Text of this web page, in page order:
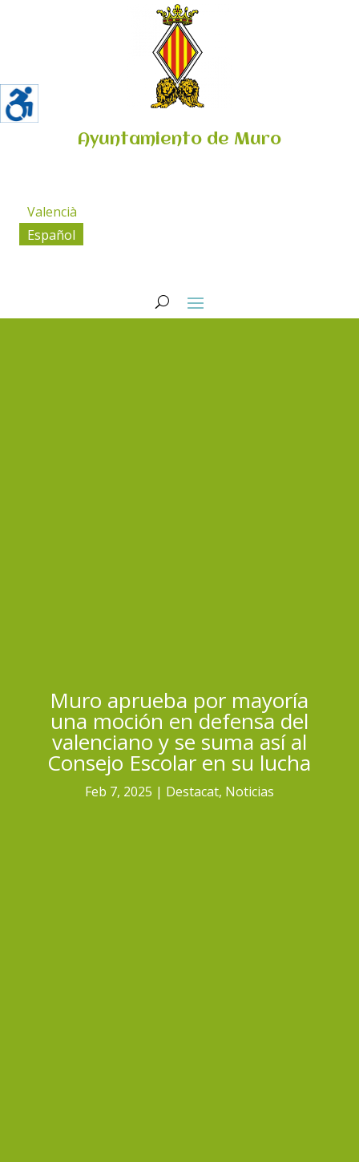
Ayuntamiento de Muro
Valencià
Español
Muro aprueba por mayoría
una moción en defensa del
valenciano y se suma así al
Consejo Escolar en su lucha
Feb 7, 2025 Destacat, Noticias